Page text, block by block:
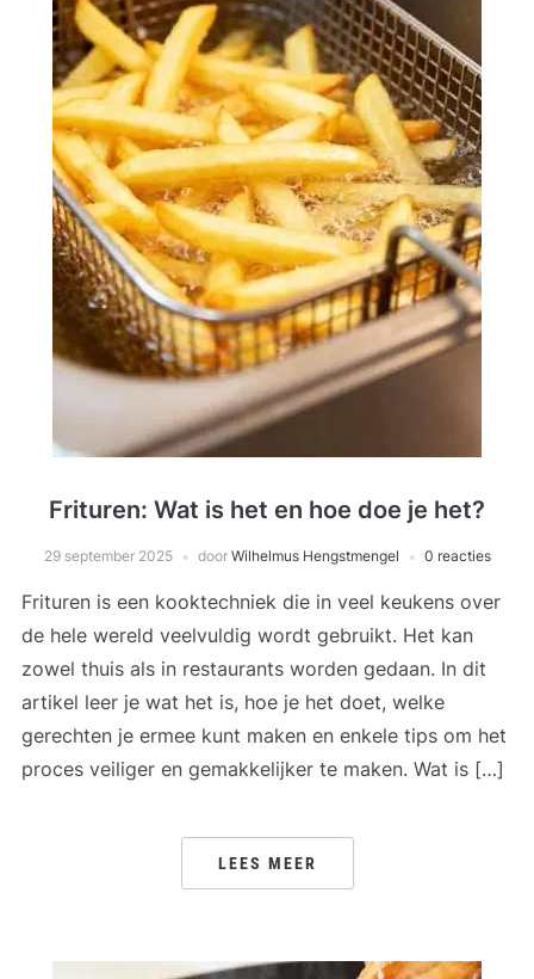
Frituren: Wat is het en hoe doe je het?
29 september 2025 door Wilhelmus Hengstmengel 0 reacties
Frituren is een kooktechniek die in veel keukens over
de hele wereld veelvuldig wordt gebruikt. Het kan
zowel thuis als in restaurants worden gedaan. In dit
artikel leer je wat het is, hoe je het doet, welke
gerechten je ermee kunt maken en enkele tips om het
proces veiliger en gemakkelijker te maken. Wat is […]
LEES MEER